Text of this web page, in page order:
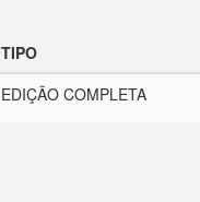
TIPO
EDIÇÃO COMPLETA